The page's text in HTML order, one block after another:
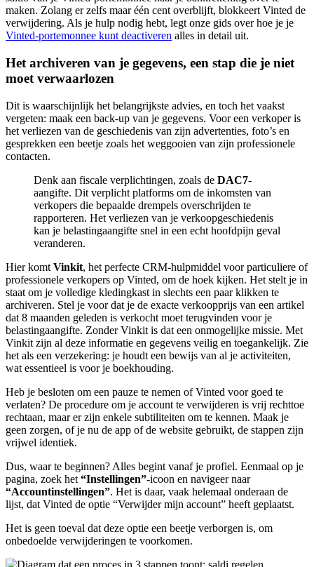
maken. Zolang er zelfs maar één cent overblijft, blokkeert Vinted de
verwijdering. Als je hulp nodig hebt, legt onze gids over hoe je je
Vinted-portemonnee kunt deactiveren alles in detail uit.
Het archiveren van je gegevens, een stap die je niet
moet verwaarlozen
Dit is waarschijnlijk het belangrijkste advies, en toch het vaakst
vergeten: maak een back-up van je gegevens. Voor een verkoper is
het verliezen van de geschiedenis van zijn advertenties, foto’s en
gesprekken een beetje zoals het weggooien van zijn professionele
contacten.
Denk aan fiscale verplichtingen, zoals de DAC7-
aangifte. Dit verplicht platforms om de inkomsten van
verkopers die bepaalde drempels overschrijden te
rapporteren. Het verliezen van je verkoopgeschiedenis
kan je belastingaangifte snel in een echt hoofdpijn geval
veranderen.
Hier komt Vinkit, het perfecte CRM-hulpmiddel voor particuliere of
professionele verkopers op Vinted, om de hoek kijken. Het stelt je in
staat om je volledige kledingkast in slechts een paar klikken te
archiveren. Stel je voor dat je de exacte verkoopprijs van een artikel
dat 8 maanden geleden is verkocht moet terugvinden voor je
belastingaangifte. Zonder Vinkit is dat een onmogelijke missie. Met
Vinkit zijn al deze informatie en gegevens veilig en toegankelijk. Zie
het als een verzekering: je houdt een bewijs van al je activiteiten,
wat essentieel is voor je boekhouding.
Heb je besloten om een pauze te nemen of Vinted voor goed te
verlaten? De procedure om je account te verwijderen is vrij rechttoe
rechtaan, maar er zijn enkele subtiliteiten om te kennen. Maak je
geen zorgen, of je nu de app of de website gebruikt, de stappen zijn
vrijwel identiek.
Dus, waar te beginnen? Alles begint vanaf je profiel. Eenmaal op je
pagina, zoek het “Instellingen”-icoon en navigeer naar
“Accountinstellingen”. Het is daar, vaak helemaal onderaan de
lijst, dat Vinted de optie “Verwijder mijn account” heeft geplaatst.
Het is geen toeval dat deze optie een beetje verborgen is, om
onbedoelde verwijderingen te voorkomen.